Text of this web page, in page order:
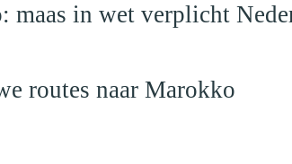
maas in wet verplicht
routes naar Marokko